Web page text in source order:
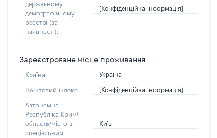
державному
демографічному
реєстрі (за
наявності):
[Конфіденційна інформація]
Зареєстроване місце проживання
Країна: Україна
Поштовий індекс: [Конфіденційна інформація]
Автономна
Республіка Крим/
область/місто зі
спеціальним
Київ